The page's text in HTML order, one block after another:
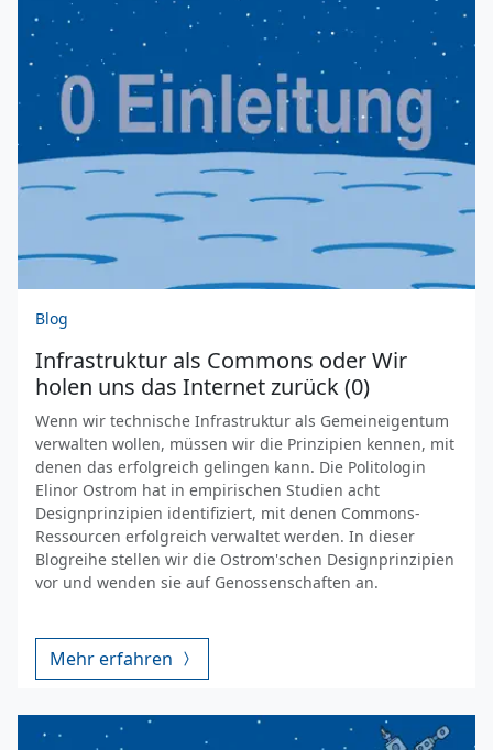
Blog
Infrastruktur als Commons oder Wir
holen uns das Internet zurück (0)
Wenn wir technische Infrastruktur als Gemeineigentum
verwalten wollen, müssen wir die Prinzipien kennen, mit
denen das erfolgreich gelingen kann. Die Politologin
Elinor Ostrom hat in empirischen Studien acht
Designprinzipien identifiziert, mit denen Commons-
Ressourcen erfolgreich verwaltet werden. In dieser
Blogreihe stellen wir die Ostrom'schen Designprinzipien
vor und wenden sie auf Genossenschaften an.
Mehr erfahren